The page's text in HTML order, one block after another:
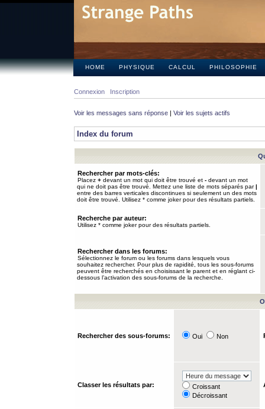
HOME PHYSIQUE CALCUL PHILOSOPHIE
Connexion Inscription
Voir les messages sans réponse | Voir les sujets actifs
Index du forum
Rechercher par mots-clés:
Placez + devant un mot qui doit être trouvé et - devant un mot
qui ne doit pas être trouvé. Mettez une liste de mots séparés par|
entre des barres verticales discontinues si seulement un des mots
doit être trouvé. Utilisez * comme joker pour des résultats partiels.
Recherche par auteur:
Utilisez * comme joker pour des résultats partiels.
Rechercher dans les forums:
Sélectionnez le forum ou les forums dans lesquels vous
souhaitez rechercher. Pour plus de rapidité, tous les sous-forums
peuvent être recherchés en choisissant le parent et en réglant ci-
dessous l’activation des sous-forums de la recherche.
Rechercher des sous-forums: Oui Non
Classer les résultats par:
Croissant
Décroissant